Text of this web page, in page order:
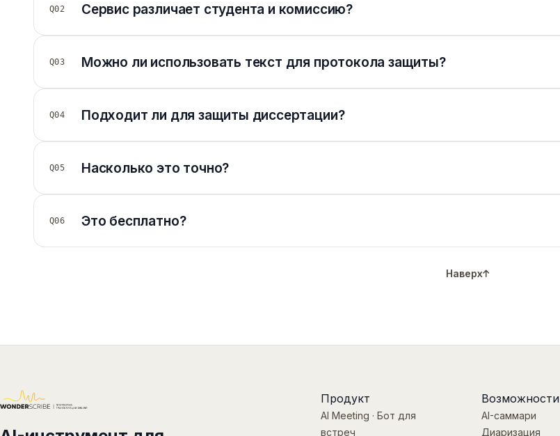
Q02 Сервис различает студента и комиссию?
Q03 Можно ли использовать текст для протокола защиты?
Q04 Подходит ли для защиты диссертации?
Q05 Насколько это точно?
Q06 Это бесплатно?
Наверх
Продукт
AI Meeting · Бот для
встреч
Возможности
AI-саммари
Диаризация